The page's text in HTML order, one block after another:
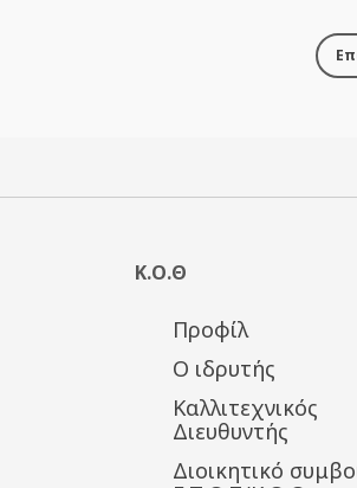
Κ.Ο.Θ
Προφίλ
Ο ιδρυτής
Καλλιτεχνικός
Διευθυντής
Διοικητικό